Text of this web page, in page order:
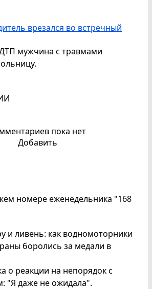
врезался во встречный
ДТП мужчина с травмами
пока нет
Добавить
номере еженедельника "168
и ливень: как водномоторники
боролись за медали в
о реакции на непорядок с
"Я даже не ожидала".